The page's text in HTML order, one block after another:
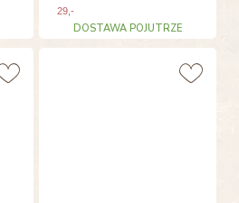
29 ,-
DOSTAWA POJUTRZE